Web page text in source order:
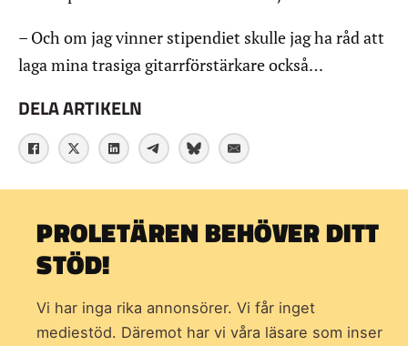
– Och om jag vinner stipendiet skulle jag ha råd att
laga mina trasiga gitarrförstärkare också…
DELA ARTIKELN
PROLETÄREN BEHÖVER DITT
STÖD!
Vi har inga rika annonsörer. Vi får inget
mediestöd. Däremot har vi våra läsare som inser